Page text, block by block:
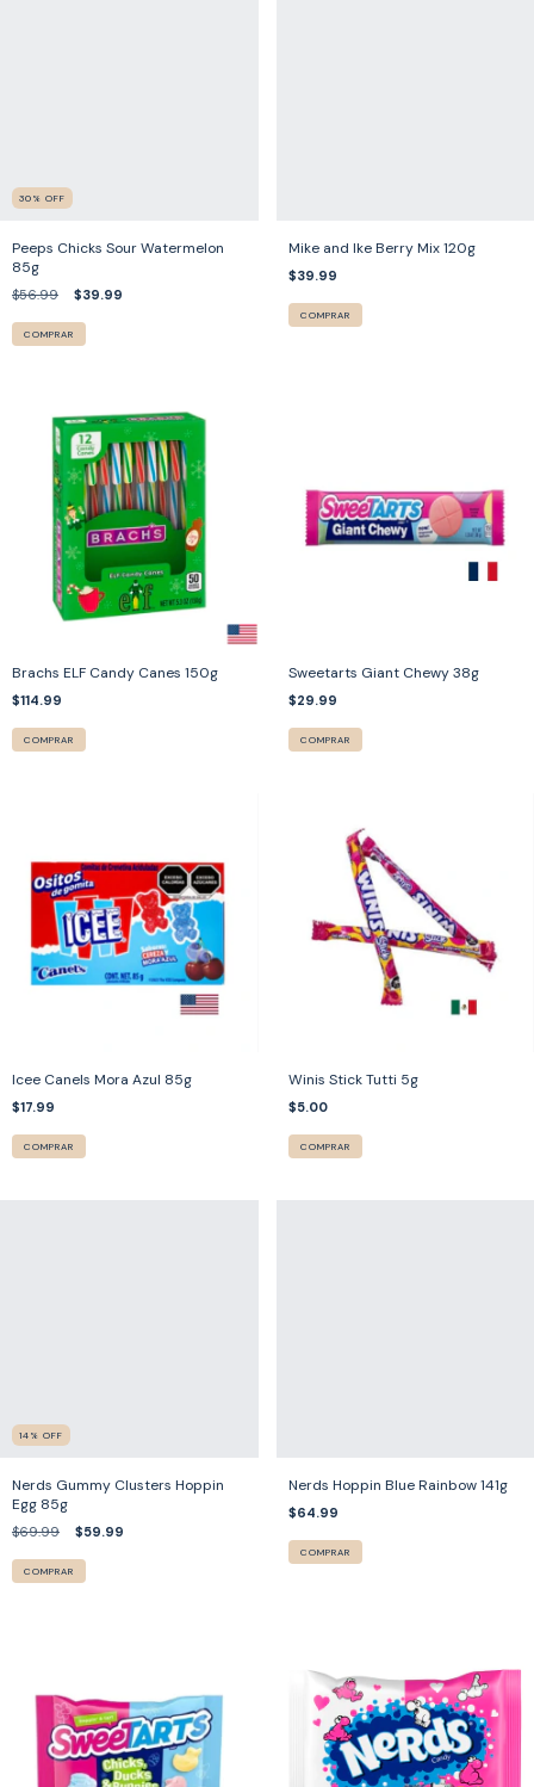
30 % OFF
Peeps Chicks Sour Watermelon
85g
$56.99 $39.99
COMPRAR
Mike and Ike Berry Mix 120g
$39.99
COMPRAR
Brachs ELF Candy Canes 150g
$114.99
COMPRAR
Sweetarts Giant Chewy 38g
$29.99
COMPRAR
Icee Canels Mora Azul 85g
$17.99
COMPRAR
Winis Stick Tutti 5g
$5.00
COMPRAR
14 % OFF
Nerds Gummy Clusters Hoppin
Egg 85g
$69.99 $59.99
COMPRAR
Nerds Hoppin Blue Rainbow 141g
$64.99
COMPRAR